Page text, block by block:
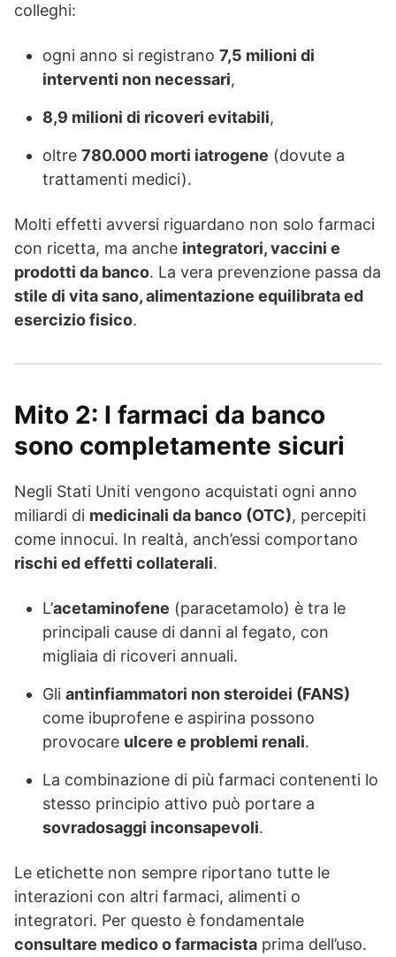
colleghi:
ogni anno si registrano 7,5 milioni di
interventi non necessari,
8,9 milioni di ricoveri evitabili,
oltre 780.000 morti iatrogene (dovute a
trattamenti medici).
Molti effetti avversi riguardano non solo farmaci
con ricetta, ma anche integratori, vaccini e
prodotti da banco. La vera prevenzione passa da
stile di vita sano, alimentazione equilibrata ed
esercizio fisico.
Mito 2: I farmaci da banco
sono completamente sicuri
Negli Stati Uniti vengono acquistati ogni anno
miliardi di medicinali da banco (OTC), percepiti
come innocui. In realtà, anch’essi comportano
rischi ed effetti collaterali.
L’acetaminofene (paracetamolo) è tra le
principali cause di danni al fegato, con
migliaia di ricoveri annuali.
Gli antinfiammatori non steroidei (FANS)
come ibuprofene e aspirina possono
provocare ulcere e problemi renali.
La combinazione di più farmaci contenenti lo
stesso principio attivo può portare a
sovradosaggi inconsapevoli.
Le etichette non sempre riportano tutte le
interazioni con altri farmaci, alimenti o
integratori. Per questo è fondamentale
consultare medico o farmacista prima dell’uso.